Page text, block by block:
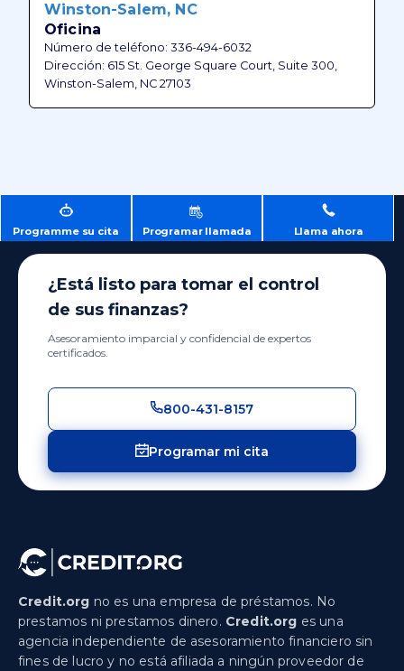
Winston-Salem, NC
Oficina
Número de teléfono: 336-494-6032
Dirección: 615 St. George Square Court, Suite 300,
Winston-Salem, NC 27103
Programme su cita Programar llamada Llama ahora
¿Está listo para tomar el control
de sus finanzas?
Asesoramiento imparcial y confidencial de expertos
certificados.
800-431-8157
Programar mi cita
Credit.org no es una empresa de préstamos. No
prestamos ni prestamos dinero. Credit.org es una
agencia independiente de asesoramiento financiero sin
fines de lucro y no está afiliada a ningún proveedor de